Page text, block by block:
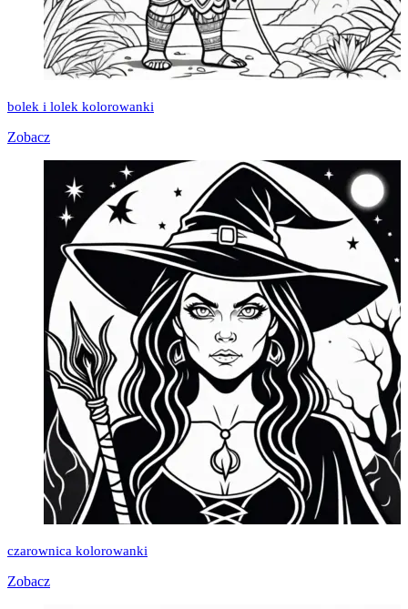
bolek i lolek kolorowanki
Zobacz
czarownica kolorowanki
Zobacz